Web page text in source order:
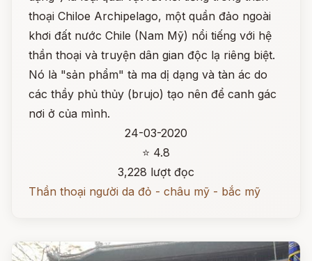
thoại Chiloe Archipelago, một quần đảo ngoài
khơi đất nước Chile (Nam Mỹ) nổi tiếng với hệ
thần thoại và truyện dân gian độc lạ riêng biệt.
Nó là "sản phẩm" tà ma dị dạng và tàn ác do
các thầy phủ thủy (brujo) tạo nên để canh gác
nơi ở của mình.
24-03-2020
⭐ 4.8
3,228 lượt đọc
Thần thoại người da đỏ - châu mỹ - bắc mỹ